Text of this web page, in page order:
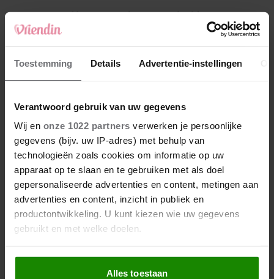
Toestemming Details Advertentie-instellingen
Verantwoord gebruik van uw gegevens
Wij en onze 1022 partners verwerken je persoonlijke
gegevens (bijv. uw IP-adres) met behulp van
technologieën zoals cookies om informatie op uw
apparaat op te slaan en te gebruiken met als doel
gepersonaliseerde advertenties en content, metingen aan
advertenties en content, inzicht in publiek en
productontwikkeling. U kunt kiezen wie uw gegevens
gebruikt en met welke doelen.
Als u het toestaat, willen we ook graag:
Informatie verzamelen over uw geografische
Alles toestaan
4 Weekhoroscoop: deze sterrenbeelden
kunnen zich op iets leuks verheugen
5 Makelaar Mandy: ‘Een bericht van de BN’er.
Een foto. Mijn lijf reageert’
Nieuw